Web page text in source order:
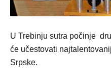
U Trebinju sutra počinje
će učestovati
Srpske.